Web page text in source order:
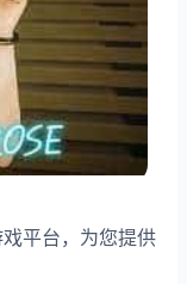
平台，为您提供